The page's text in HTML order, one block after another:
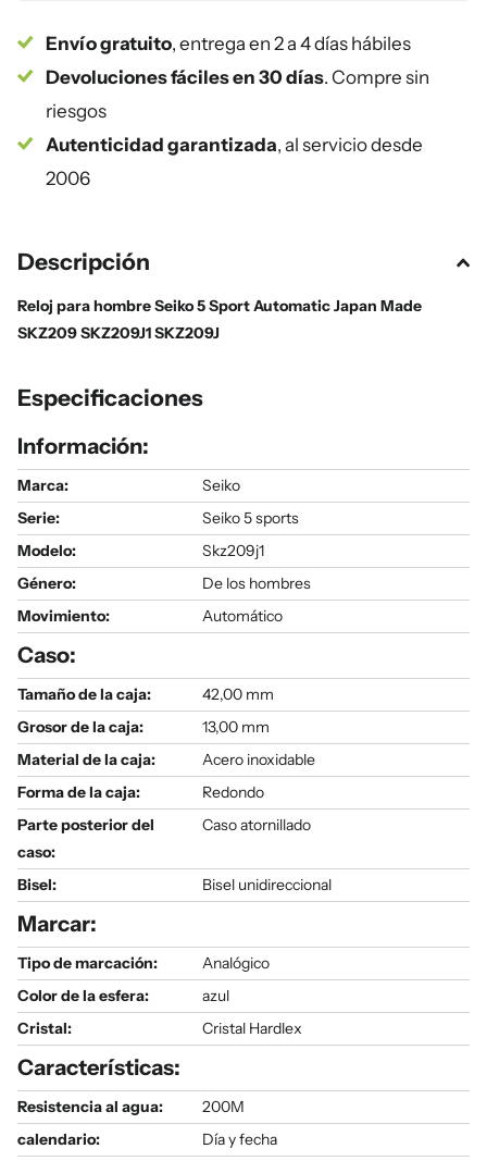
Envío gratuito, entrega en 2 a 4 días hábiles
Devoluciones fáciles en 30 días. Compre sin
riesgos
Autenticidad garantizada, al servicio desde
2006
Descripción
Reloj para hombre Seiko 5 Sport Automatic Japan Made
SKZ209 SKZ209J1 SKZ209J
Especificaciones
Información:
Marca:
Seiko
Serie:
Seiko 5 sports
Modelo:
Skz209j1
Género:
De los hombres
Movimiento:
Automático
Caso:
Tamaño de la caja:
42,00 mm
Grosor de la caja:
13,00 mm
Material de la caja:
Acero inoxidable
Forma de la caja:
Redondo
Parte posterior del
caso:
Caso atornillado
Bisel: Bisel unidireccional
Marcar:
Tipo de marcación:
Analógico
Color de la esfera:
azul
Cristal:
Cristal Hardlex
Características:
Resistencia al agua:
200M
calendario:
Día y fecha